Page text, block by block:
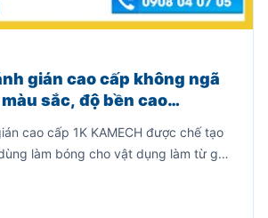
gián cao cấp không ngã
sắc, độ bền cao
cao cấp 1K KAMECH được chế tạo
làm bóng cho vật dụng làm từ gỗ,
lưu giữ được vẻ đẹp cho vân gỗ.